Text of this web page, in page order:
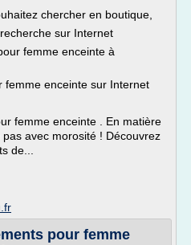
chercher en boutique,
sur Internet
femme enceinte à
femme enceinte sur Internet
femme enceinte . En matière
avec morosité ! Découvrez
de...
pour femme